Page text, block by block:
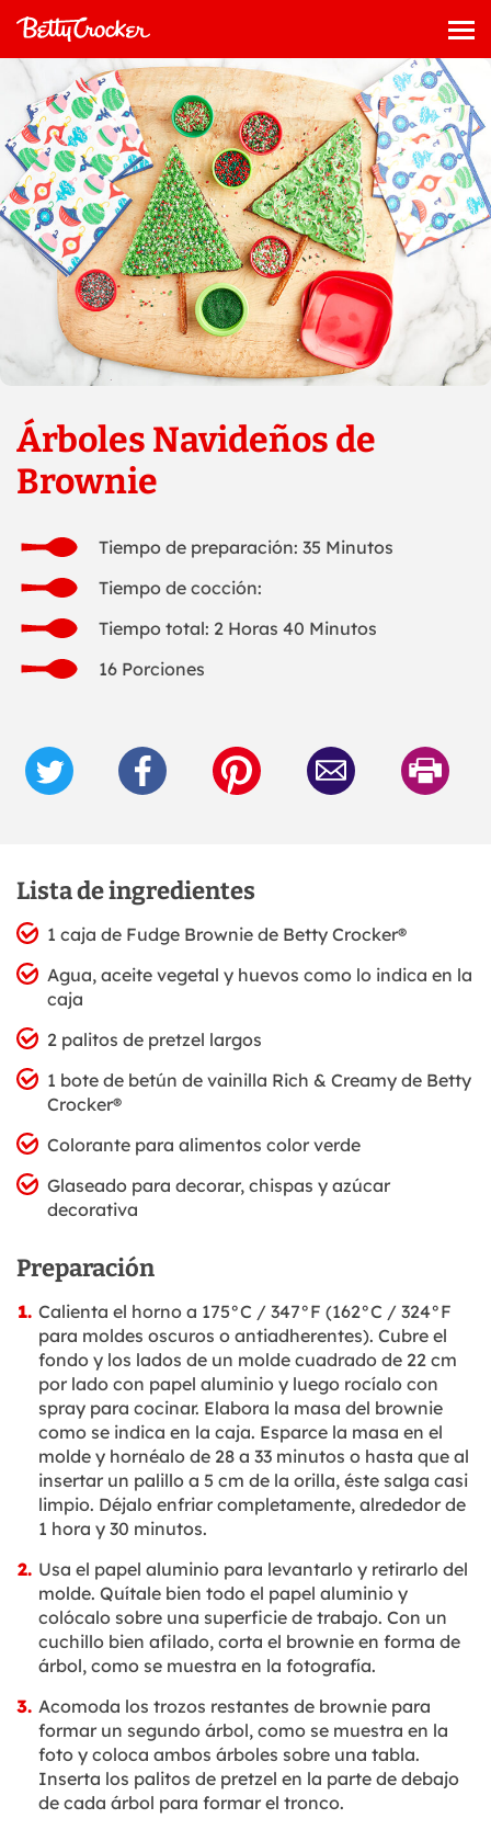
Árboles Navideños de
Brownie
Tiempo de preparación: 35 Minutos
Tiempo de cocción:
Tiempo total: 2 Horas 40 Minutos
16 Porciones
Lista de ingredientes
1 caja de Fudge Brownie de Betty Crocker®
Agua, aceite vegetal y huevos como lo indica en la
caja
2 palitos de pretzel largos
1 bote de betún de vainilla Rich & Creamy de Betty
Crocker®
Colorante para alimentos color verde
Glaseado para decorar, chispas y azúcar
decorativa
Preparación
Calienta el horno a 175°C / 347°F (162°C / 324°F
para moldes oscuros o antiadherentes). Cubre el
fondo y los lados de un molde cuadrado de 22 cm
por lado con papel aluminio y luego rocíalo con
spray para cocinar. Elabora la masa del brownie
como se indica en la caja. Esparce la masa en el
molde y hornéalo de 28 a 33 minutos o hasta que al
insertar un palillo a 5 cm de la orilla, éste salga casi
limpio. Déjalo enfriar completamente, alrededor de
1 hora y 30 minutos.
Usa el papel aluminio para levantarlo y retirarlo del
molde. Quítale bien todo el papel aluminio y
colócalo sobre una superficie de trabajo. Con un
cuchillo bien afilado, corta el brownie en forma de
árbol, como se muestra en la fotografía.
Acomoda los trozos restantes de brownie para
formar un segundo árbol, como se muestra en la
foto y coloca ambos árboles sobre una tabla.
Inserta los palitos de pretzel en la parte de debajo
de cada árbol para formar el tronco.